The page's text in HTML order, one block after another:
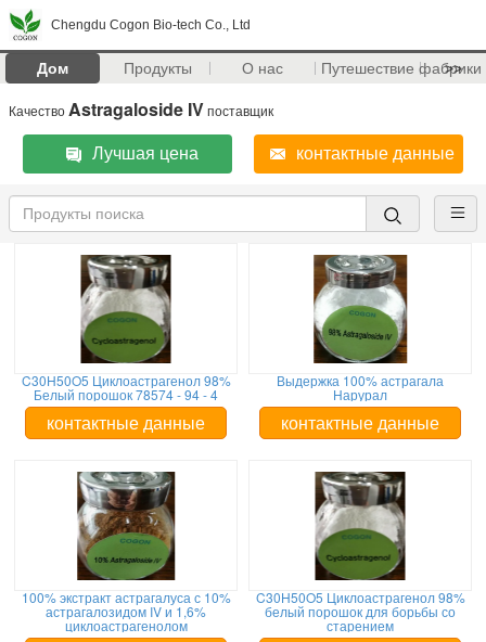
Chengdu Cogon Bio-tech Co., Ltd
Дом Продукты О нас Путешествие фабрики
>>
Качество Astragaloside IV поставщик
Лучшая цена контактные данные
C30H50O5 Циклоастрагенол 98%
Белый порошок 78574 - 94 - 4
контактные данные
Выдержка 100% астрагала
Нарурал
контактные данные
100% экстракт астрагалуса с 10%
астрагалозидом IV и 1,6%
циклоастрагенолом
C30H50O5 Циклоастрагенол 98%
белый порошок для борьбы со
старением